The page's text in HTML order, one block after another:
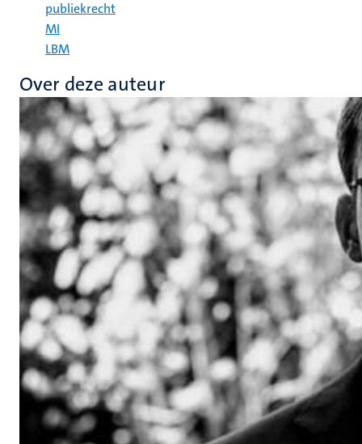
publiekrecht
MI
LBM
Over deze auteur